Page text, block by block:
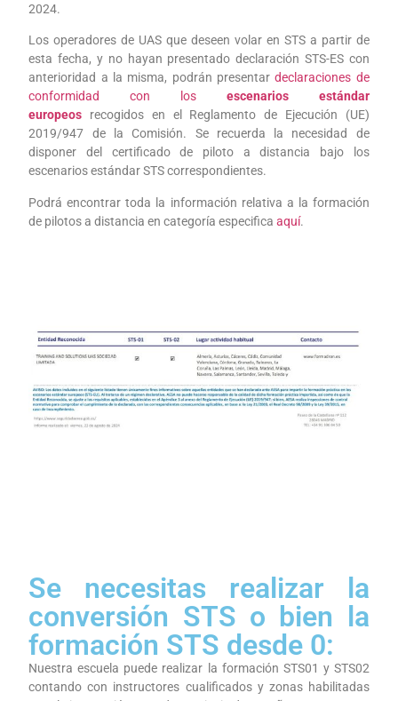
2024.
Los operadores de UAS que deseen volar en STS a partir de
esta fecha, y no hayan presentado declaración STS-ES con
anterioridad a la misma, podrán presentardeclaraciones de
conformidad con los escenarios estándar
europeos recogidos en el Reglamento de Ejecución (UE)
2019/947 de la Comisión. Se recuerda la necesidad de
disponer del certificado de piloto a distancia bajo los
escenarios estándar STS correspondientes.
Podrá encontrar toda la información relativa a la formación
de pilotos a distancia en categoría especificaaquí.
Se necesitas realizar la
conversión STS o bien la
formación STS desde 0:
Nuestra escuela puede realizar la formación STS01 y STS02
contando con instructores cualificados y zonas habilitadas